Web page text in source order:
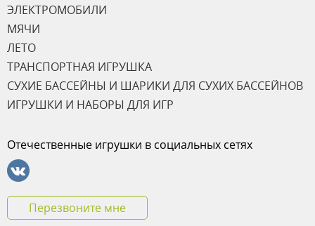
ЭЛЕКТРОМОБИЛИ
МЯЧИ
ЛЕТО
ТРАНСПОРТНАЯ ИГРУШКА
СУХИЕ БАССЕЙНЫ И ШАРИКИ ДЛЯ СУХИХ БАССЕЙНОВ
ИГРУШКИ И НАБОРЫ ДЛЯ ИГР
Отечественные игрушки в социальных сетях
Перезвоните мне